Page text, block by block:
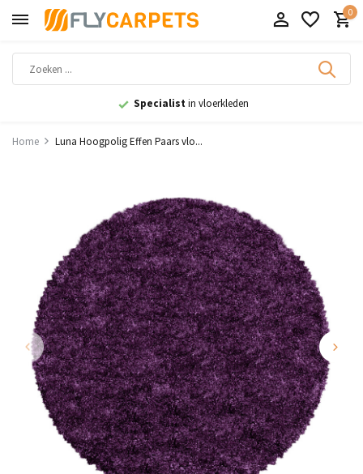
0
Specialistin vloerkleden
Home Luna Hoogpolig Effen Paars vlo...